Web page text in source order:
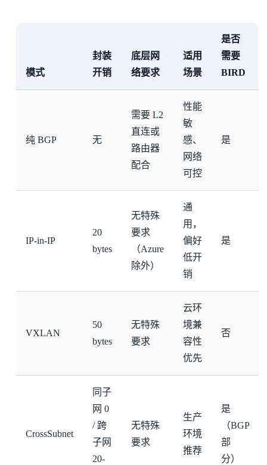
模式
封装
开销
底层网
络要求
适用
场景
是否
需要
BIRD
纯 BGP 无
需要 L2
直连或
路由器
配合
性能
敏
感、
网络
可控
是
IP-in-IP
20
bytes
无特殊
要求
（Azure
除外）
通
用，
偏好
低开
销
是
VXLAN
50
bytes
无特殊
要求
云环
境兼
容性
优先
否
CrossSubnet
同子
网 0
/ 跨
子网
20-
无特殊
要求
生产
环境
推荐
是
（BGP
部
分）